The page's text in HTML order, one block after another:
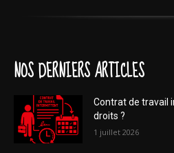
NOS DERNIERS ARTICLES
Contrat de travail
droits ?
1 juillet 2026